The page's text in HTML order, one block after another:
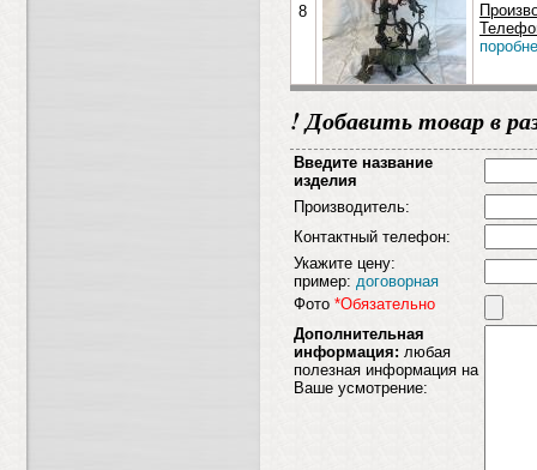
8
! Добавить товар в
Введите название
изделия
Производитель:
Контактный телефон:
Укажите цену:
пример: договорная
Фото *Обязательно
Дополнительная
информация: любая
полезная информация на
Ваше усмотрение: